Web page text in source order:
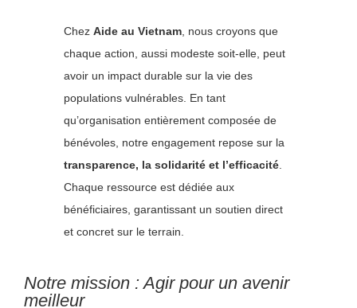
Chez Aide au Vietnam, nous croyons que
chaque action, aussi modeste soit-elle, peut
avoir un impact durable sur la vie des
populations vulnérables. En tant
qu’organisation entièrement composée de
bénévoles, notre engagement repose sur la
transparence, la solidarité et l’efficacité.
Chaque ressource est dédiée aux
bénéficiaires, garantissant un soutien direct
et concret sur le terrain.
Notre mission : Agir pour un avenir
meilleur